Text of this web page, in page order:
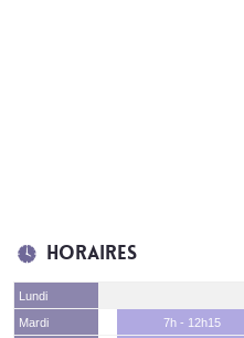
Horaires
Lundi
Mardi
7h - 12h15